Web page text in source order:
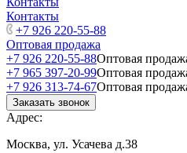
Контакты
+7 926 220-55-88
Оптовая продажа
+7 926 220-55-88Оптовая
+7 965 397-20-99Оптовая
+7 926 313-74-67Оптовая
Заказать звонок
Адрес:
Москва, ул. Усачева д.38